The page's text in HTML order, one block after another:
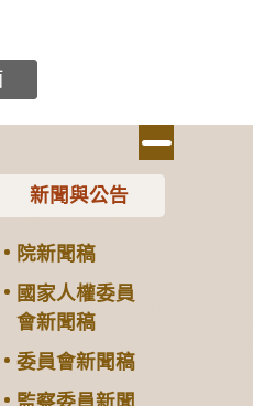
新聞與公告
院新聞稿
國家人權委員
會新聞稿
委員會新聞稿
監察委員新聞